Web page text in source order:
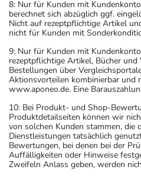
8: Nur für Kunden mit
berechnet sich abzüglich ggf.
Nicht auf rezeptpflichtige Artikel
nicht für Kunden mit
9: Nur für Kunden mit
rezeptpflichtige Artikel, Bücher
Bestellungen über
Aktionsvorteilen kombinierbar und
www.aponeo.de. Eine
10: Bei Produkt- und Shop-
Produktdetailseiten können wir
von solchen Kunden stammen, die
Dienstleistungen tatsächlich
Bewertungen, bei denen bei der
Auffälligkeiten oder Hinweise
Zweifeln Anlass geben, werden